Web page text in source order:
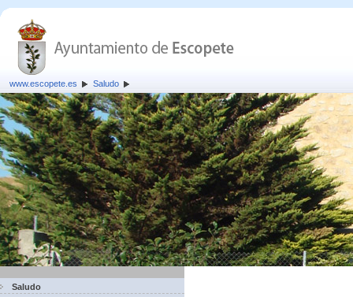
www.escopete.es Saludo
Saludo